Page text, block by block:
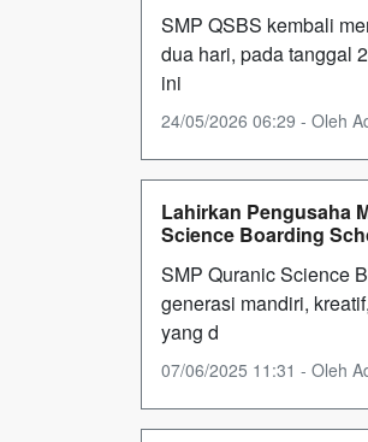
SMP QSBS kembali
dua hari, pada tanggal
ini
24/05/2026 06:29 - Oleh
Lahirkan Pengusaha
Science Boarding
SMP Quranic Science
generasi mandiri,
yang d
07/06/2025 11:31 - Oleh